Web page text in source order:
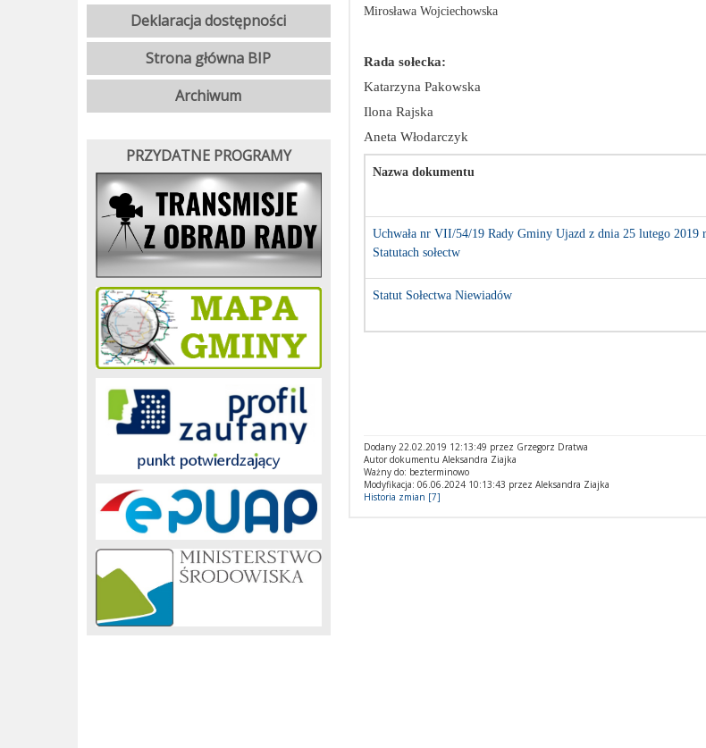
Mirosława Wojciechowska
Rada sołecka:
Katarzyna Pakowska
Ilona Rajska
Aneta Włodarczyk
Nazwa dokumentu
Uchwała nr VII/54/19 Rady Gminy Ujazd z dnia 25 lutego 2019
Statutach sołectw
Statut Sołectwa Niewiadów
Dodany 22.02.2019 12:13:49 przez Grzegorz Dratwa
Autor dokumentu Aleksandra Ziajka
Ważny do: bezterminowo
Modyfikacja: 06.06.2024 10:13:43 przez Aleksandra Ziajka
Historia zmian [7]
Deklaracja dostępności
Strona główna BIP
Archiwum
PRZYDATNE PROGRAMY